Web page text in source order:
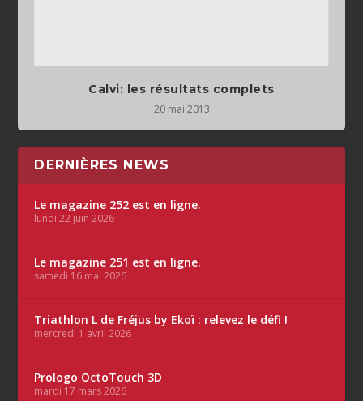
Calvi: les résultats complets
20 mai 2013
DERNIÈRES NEWS
Le magazine 252 est en ligne.
lundi 22 juin 2026
Le magazine 251 est en ligne.
samedi 16 mai 2026
Triathlon L de Fréjus by Ekoï : relevez le défi !
mercredi 1 avril 2026
Prologo OctoTouch 3D
mardi 17 mars 2026